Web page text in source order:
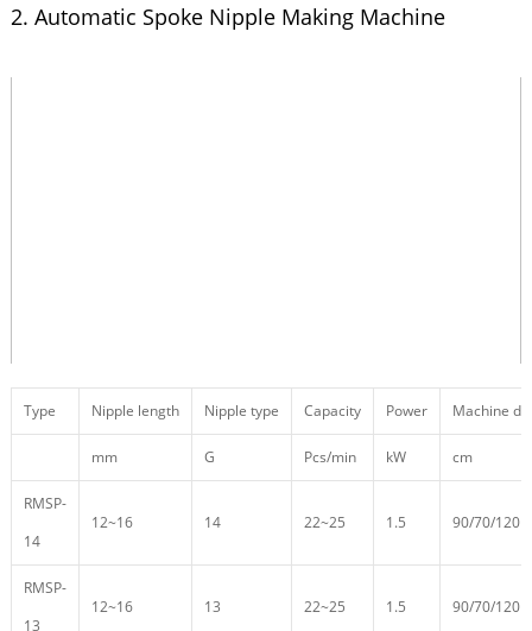
2. Automatic Spoke Nipple Making Machine
Type Nipple length Nipple type Capacity Power Machine
mm G Pcs/min kW cm
RMSP-
14
12~16 14 22~25 1.5 90/70/120
RMSP-
13
12~16 13 22~25 1.5 90/70/120